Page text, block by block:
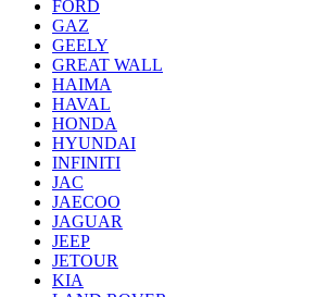
FORD
GAZ
GEELY
GREAT WALL
HAIMA
HAVAL
HONDA
HYUNDAI
INFINITI
JAC
JAECOO
JAGUAR
JEEP
JETOUR
KIA